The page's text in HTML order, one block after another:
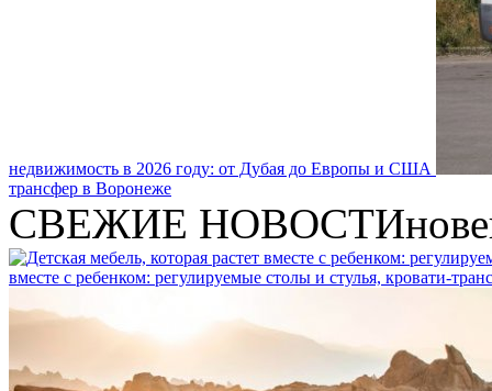
недвижимость в 2026 году: от Дубая до Европы и США
трансфер в Воронеже
СВЕЖИЕ НОВОСТИ
вместе с ребенком: регулируемые столы и стулья, кровати-